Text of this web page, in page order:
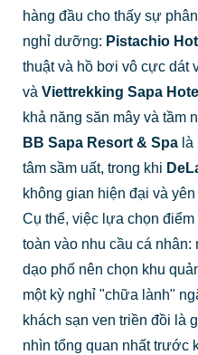
hàng đầu cho thấy sự
nghỉ dưỡng: Pistachio
thuật và hồ bơi vô cực dát
và Viettrekking Sapa Hotel
khả năng săn mây và tầm
BB Sapa Resort & Spalà
tâm sầm uất, trong khi
không gian hiện đại và yên
Cụ thể, việc lựa chọn
toàn vào nhu cầu cá
dạo phố nên chọn khu
một kỳ nghỉ "chữa lành"
khách sạn ven triền đồi là
nhìn tổng quan nhất trước